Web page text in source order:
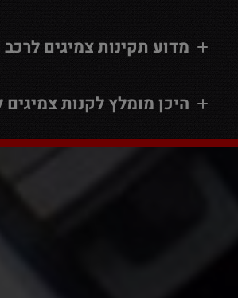
מדוע תקינות צמיגים
היכן מומלץ לקנות צמיגים